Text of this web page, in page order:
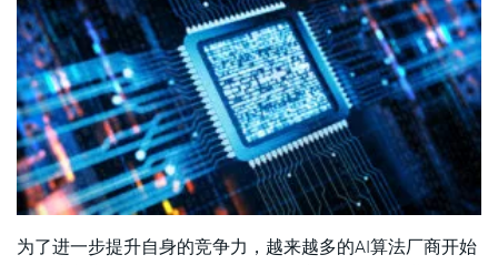
为了进一步提升自身的竞争力，越来越多的AI算法厂商开始